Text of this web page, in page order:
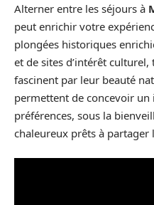
Alterner entre les séjours à
peut enrichir votre
plongées historiques
et de sites d’intérêt
fascinent par leur beauté
permettent de concevoir
préférences, sous la
chaleureux prêts à partager